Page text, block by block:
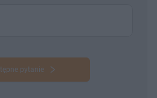
pytanie